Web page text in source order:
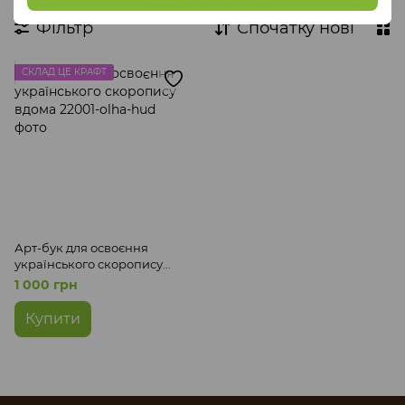
Фільтр Спочатку нові
СКЛАД ЦЕ КРАФТ
Арт-бук для освоєння
українського скоропису
вдома
1 000 грн
Купити